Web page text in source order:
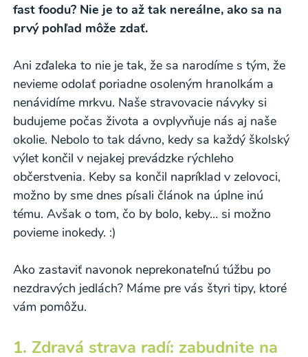
fast foodu? Nie je to až tak nereálne, ako sa na
prvý pohľad môže zdať.
Ani zďaleka to nie je tak, že sa narodíme s tým, že
nevieme odolať poriadne osoleným hranolkám a
nenávidíme mrkvu. Naše stravovacie návyky si
budujeme počas života a ovplyvňuje nás aj naše
okolie. Nebolo to tak dávno, kedy sa každý školský
výlet končil v nejakej prevádzke rýchleho
občerstvenia. Keby sa končil napríklad v zelovoci,
možno by sme dnes písali článok na úplne inú
tému. Avšak o tom, čo by bolo, keby… si možno
povieme inokedy. :)
Ako zastaviť navonok neprekonateľnú túžbu po
nezdravých jedlách? Máme pre vás štyri tipy, ktoré
vám pomôžu.
1. Zdravá strava radí: zabudnite na